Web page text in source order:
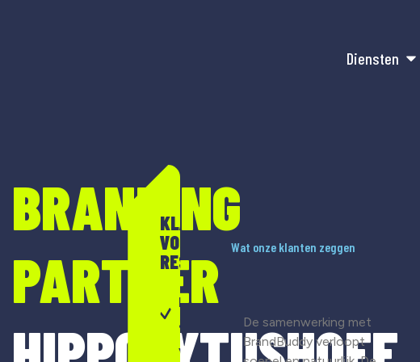
Diensten
BRANDING
PARTNER
KLAAR
VOOR
RESULTAAT?
Merkontwikkeling
& strategie
Visuele
Wat onze klanten zeggen
De samenwerking met
BrandBuddy verloopt